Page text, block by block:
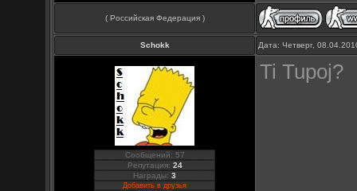
( Российская Федерация )
Schokk Дата: Четверг,
Сообщений: 57
Репутация: 24
Награды:3
Добавить в друзья
Ti Tupoj?